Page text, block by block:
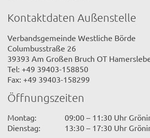
Kontaktdaten Außenstelle
Verbandsgemeinde Westliche Börde
Columbusstraße 26
39393 Am Großen Bruch OT
Tel: +49 39403-158850
Fax: +49 39403-158299
Öffnungszeiten
Montag:
09:00 – 11:30 Uhr
Dienstag:
13:30 – 17:30 Uhr